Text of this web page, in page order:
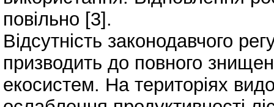
повільно [3].
Відсутність законодавчого
призводить до повного
екосистем. На територіях